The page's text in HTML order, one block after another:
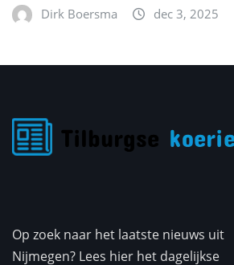
Dirk Boersma dec 3, 2025
Op zoek naar het laatste nieuws uit
Nijmegen? Lees hier het dagelijkse